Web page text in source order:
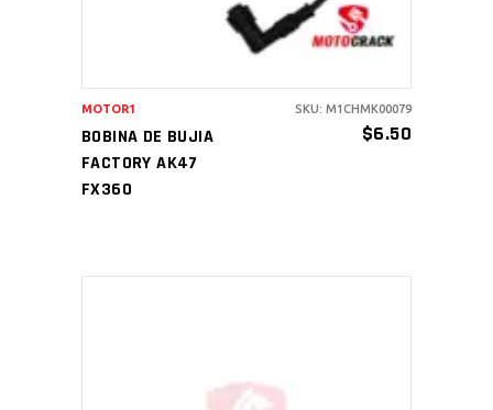
BOBINA DE BUJIA
FACTORY AK47
FX360
$6.50
MOTOR1 SKU: M1CHMK00079